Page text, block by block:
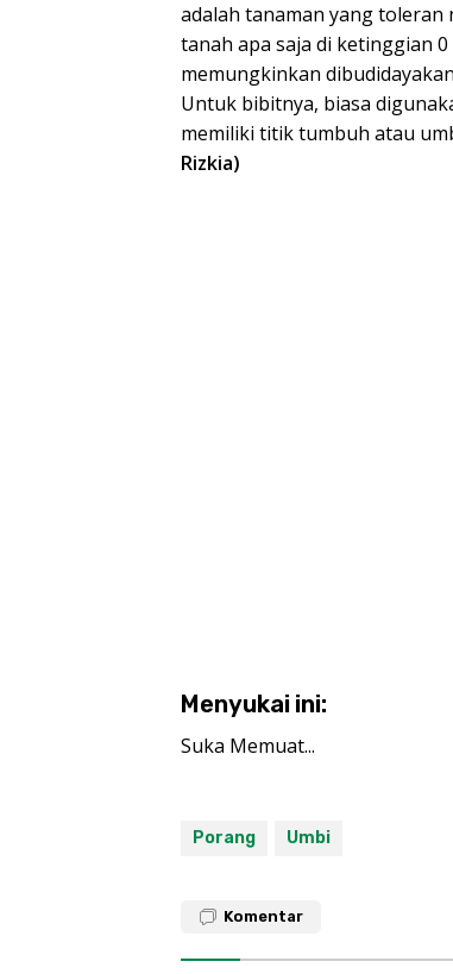
adalah tanaman yang toleran
tanah apa saja di ketinggian
memungkinkan
Untuk bibitnya, biasa
memiliki titik tumbuh atau
Rizkia)
Menyukai ini:
Suka Memuat...
Porang Umbi
Komentar